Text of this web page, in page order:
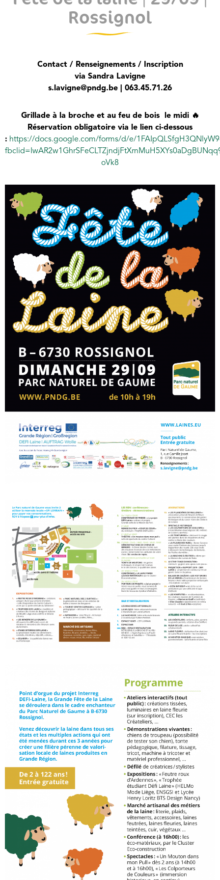
Rossignol
Contact / Renseignements / Inscription
via Sandra Lavigne
s.lavigne@pndg.be | 063.45.71.26
Grillade à la broche et au feu de bois le midi 🔥
Réservation obligatoire via le lien ci-dessous
: https://docs.google.com/forms/d/e/
oVk8